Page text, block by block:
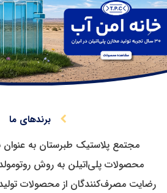
مجتمع پلاستیک طبرستان به‌ عنوان
محصولات پلی‌اتیلن به روش
رضایت مصرف‌‌کنندگان از محصولات